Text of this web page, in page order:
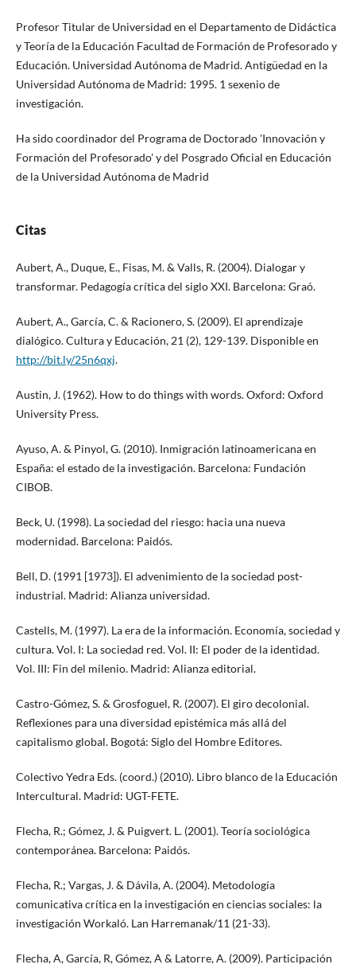
Profesor Titular de Universidad en el Departamento de Didáctica
y Teoría de la Educación Facultad de Formación de Profesorado y
Educación. Universidad Autónoma de Madrid. Antigüedad en la
Universidad Autónoma de Madrid: 1995. 1 sexenio de
investigación.
Ha sido coordinador del Programa de Doctorado 'Innovación y
Formación del Profesorado' y del Posgrado Oficial en Educación
de la Universidad Autónoma de Madrid
Citas
Aubert, A., Duque, E., Fisas, M. & Valls, R. (2004). Dialogar y
transformar. Pedagogía crítica del siglo XXI. Barcelona: Graó.
Aubert, A., García, C. & Racionero, S. (2009). El aprendizaje
dialógico. Cultura y Educación, 21 (2), 129-139. Disponible en
http://bit.ly/25n6qxj.
Austin, J. (1962). How to do things with words. Oxford: Oxford
University Press.
Ayuso, A. & Pinyol, G. (2010). Inmigración latinoamericana en
España: el estado de la investigación. Barcelona: Fundación
CIBOB.
Beck, U. (1998). La sociedad del riesgo: hacia una nueva
modernidad. Barcelona: Paidós.
Bell, D. (1991 [1973]). El advenimiento de la sociedad post-
industrial. Madrid: Alianza universidad.
Castells, M. (1997). La era de la información. Economía, sociedad y
cultura. Vol. I: La sociedad red. Vol. II: El poder de la identidad.
Vol. III: Fin del milenio. Madrid: Alianza editorial.
Castro-Gómez, S. & Grosfoguel, R. (2007). El giro decolonial.
Reflexiones para una diversidad epistémica más allá del
capitalismo global. Bogotá: Siglo del Hombre Editores.
Colectivo Yedra Eds. (coord.) (2010). Libro blanco de la Educación
Intercultural. Madrid: UGT-FETE.
Flecha, R.; Gómez, J. & Puigvert. L. (2001). Teoría sociológica
contemporánea. Barcelona: Paidós.
Flecha, R.; Vargas, J. & Dávila, A. (2004). Metodología
comunicativa crítica en la investigación en ciencias sociales: la
investigación Workaló. Lan Harremanak/11 (21-33).
Flecha, A, García, R, Gómez, A & Latorre, A. (2009). Participación